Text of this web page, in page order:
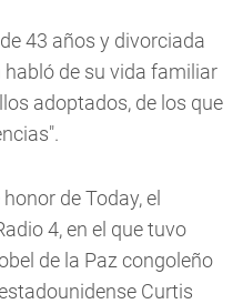
43 años y divorciada
habló de su vida familiar
adoptados, de los que
de Today, el
4, en el que tuvo
de la Paz congoleño
Curtis